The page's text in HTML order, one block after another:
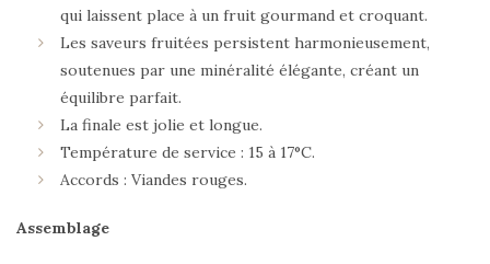
qui laissent place à un fruit gourmand et croquant.
Les saveurs fruitées persistent harmonieusement,
soutenues par une minéralité élégante, créant un
équilibre parfait.
La finale est jolie et longue.
Température de service : 15 à 17°C.
Accords : Viandes rouges.
Assemblage